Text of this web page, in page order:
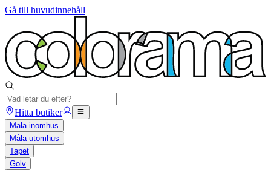
Gå till huvudinnehåll
Hitta butiker
Måla inomhus
Måla utomhus
Tapet
Golv